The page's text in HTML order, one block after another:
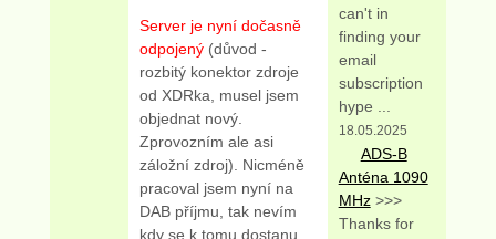
Server je nyní dočasně
odpojený (důvod -
rozbitý konektor zdroje
od XDRka, musel jsem
objednat nový.
Zprovozním ale asi
záložní zdroj). Nicméně
pracoval jsem nyní na
DAB příjmu, tak nevím
kdy se k tomu dostanu.
can't in
finding your
email
subscription
hype ...
18.05.2025
ADS-B
Anténa 1090
MHz>>>
Thanks for